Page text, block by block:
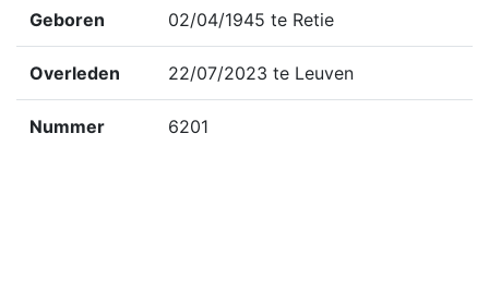
Geboren 02/04/1945 te Retie
Overleden 22/07/2023 te Leuven
Nummer 6201